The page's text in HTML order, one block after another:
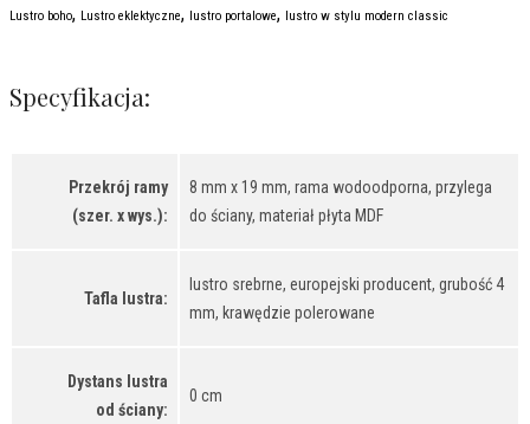
Lustro boho, Lustro eklektyczne, lustro portalowe, lustro w stylu modern classic
Specyfikacja:
Przekrój ramy
(szer. x wys.):
8 mm x 19 mm, rama wodoodporna, przylega
do ściany, materiał płyta MDF
Tafla lustra:
lustro srebrne, europejski producent, grubość 4
mm, krawędzie polerowane
Dystans lustra
od ściany:
0 cm